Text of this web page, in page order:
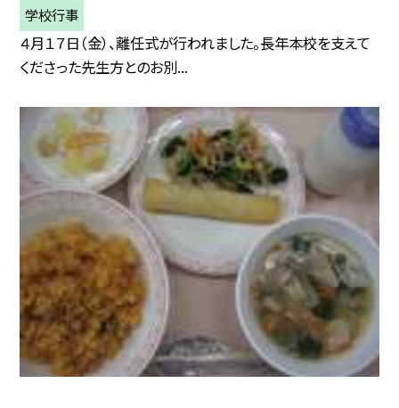
学校行事
４月１７日（金）、離任式が行われました。長年本校を支えて
くださった先生方とのお別...